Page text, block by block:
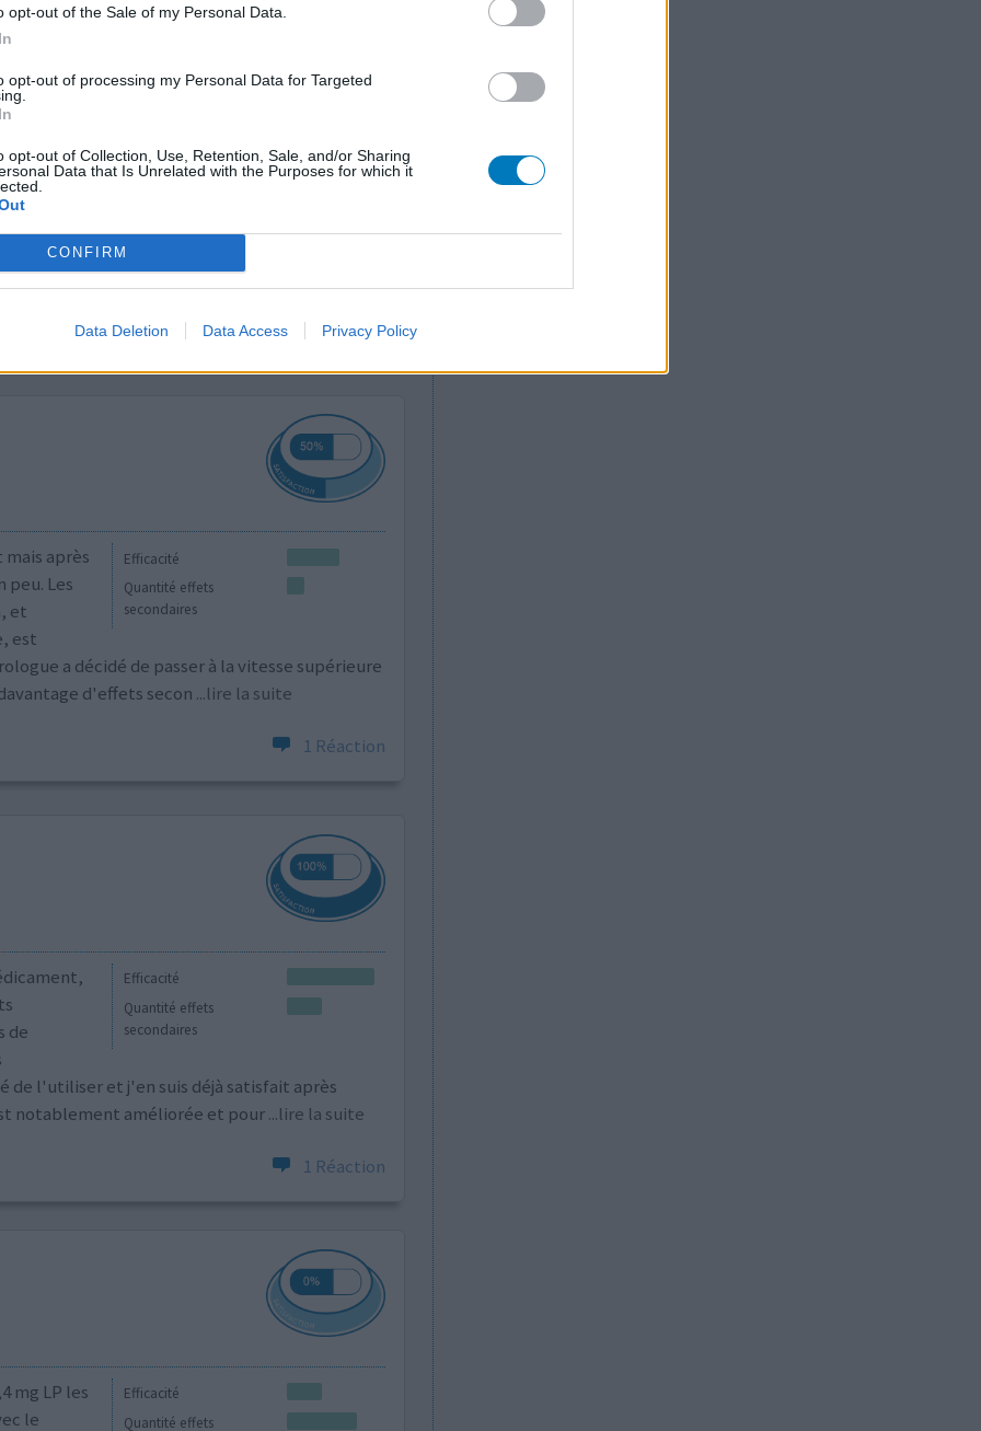
opt-out of the Sale of my Personal Data.
opt-out of processing my Personal Data for Targeted
opt-out of Collection, Use, Retention, Sale, and/or Sharing
Data that Is Unrelated with the Purposes for which it
CONFIRM
Data Deletion Data Access Privacy Policy
Quantité effets
pour
la
laser). Ces 2 médicaments, pris pendant 3
(la technique REZUM ne...lire la suite
1 Réaction
Efficacité
Quantité effets
secondaires
après
peu. Les
et
est
a décidé de passer à la vitesse supérieure
d'effets secon ...lire la suite
1 Réaction
Efficacité
Quantité effets
secondaires
de
de l'utiliser et j'en suis déjà satisfait après
notablement améliorée et pour...lire la suite
1 Réaction
Efficacité
Quantité effets
mg LP les
le